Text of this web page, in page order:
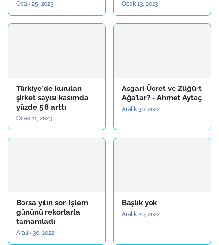
Ocak 25, 2023 Ocak 13, 2023
Türkiye'de kurulan
şirket sayısı kasımda
yüzde 5,8 arttı
Ocak 11, 2023
Asgari Ücret ve Züğürt
Ağa’lar? - Ahmet Aytaç
Aralık 30, 2022
Borsa yılın son işlem
gününü rekorlarla
tamamladı
Aralık 30, 2022
Başlık yok
Aralık 20, 2022